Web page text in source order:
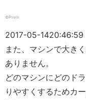
©Pirelli
2017-05-1420:46:59
また、マシンで大き
ありません。
どのマシンにどのド
りやすくするためカ